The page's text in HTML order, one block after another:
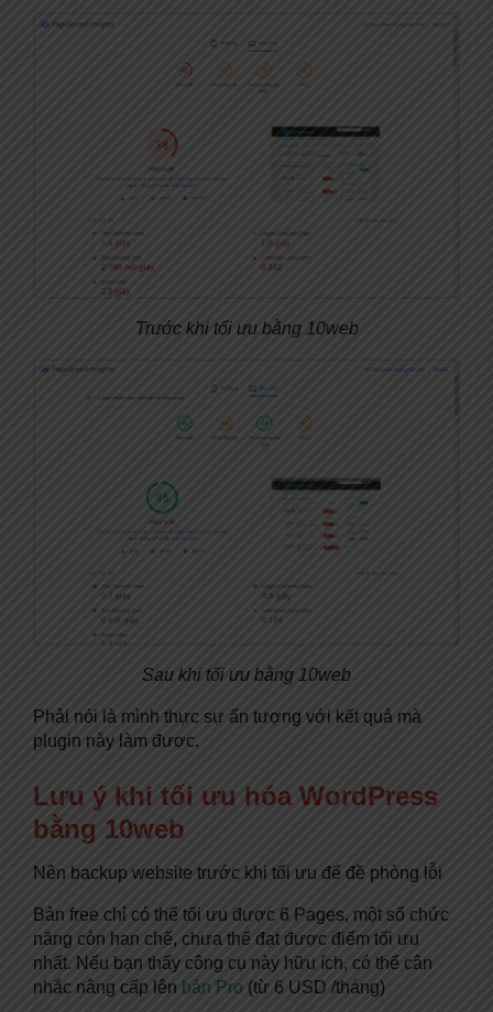
Trước khi tối ưu bằng 10web
Sau khi tối ưu bằng 10web
Phải nói là mình thực sự ấn tượng với kết quả mà
plugin này làm được.
Lưu ý khi tối ưu hóa WordPress
bằng 10web
Nên backup website trước khi tối ưu để đề phòng lỗi
Bản free chỉ có thể tối ưu được 6 Pages, một số chức
năng còn hạn chế, chưa thể đạt được điểm tối ưu
nhất. Nếu bạn thấy công cụ này hữu ích, có thể cân
nhắc nâng cấp lên bản Pro (từ 6 USD /tháng)